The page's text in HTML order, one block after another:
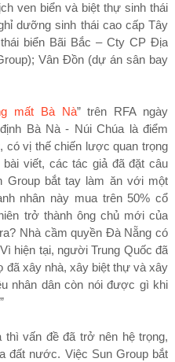
ven biển và biệt thự sinh thái
dưỡng sinh thái cao cấp Tây
biển Bãi Bắc – Cty CP Địa
Vân Đồn (dự án sân bay
mất Bà Nà” trên RFA ngày
Bà Nà - Núi Chúa là điểm
vị thế chiến lược quan trọng
viết, các tác giả đã đặt câu
Group bắt tay làm ăn với một
nhân này mua trên 50% cổ
trở thành ông chủ mới của
Nhà cầm quyền Đà Nẵng có
hiện tại, người Trung Quốc đã
đã xây nhà, xây biệt thự và xây
nhân dân còn nói được gì khi
vấn đề đã trở nên hệ trọng,
đất nước. Việc Sun Group bắt